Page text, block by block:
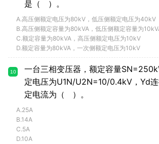
是（ ）。
A.高压侧额定电压为80kV，低压侧额定电压为40kV
B.高压侧额定容量为80kVA，低压侧额定容量为
C.额定容量为80kVA，高压侧额定电压为10kV
D.额定容量为80kVA，一次侧额定电压为10kV
10
一台三相变压器，额定容量
定电压为U1N/U2N=10/0.4kV，Yd
定电流为（ ）。
A.25A
B.14A
C.5A
D.10A